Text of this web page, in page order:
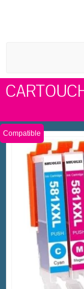
Compatible